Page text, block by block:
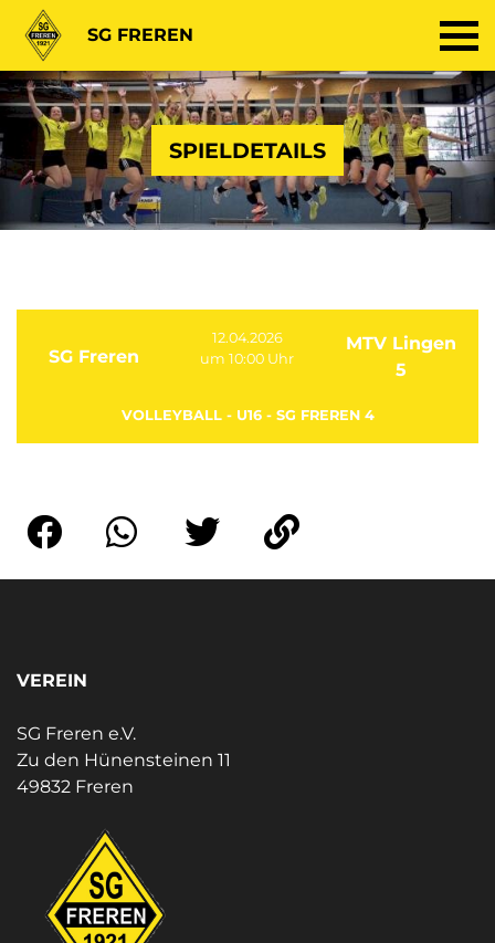
SG FREREN
SPIELDETAILS
SG Freren
12.04.2026
um 10:00 Uhr
MTV Lingen
5
VOLLEYBALL - U16 - SG FREREN 4
VEREIN
SG Freren e.V.
Zu den Hünensteinen 11
49832 Freren